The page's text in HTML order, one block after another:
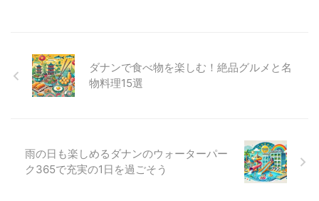
ダナンで食べ物を楽しむ！絶品グルメと名
物料理15選
雨の日も楽しめるダナンのウォーターパー
ク365で充実の1日を過ごそう